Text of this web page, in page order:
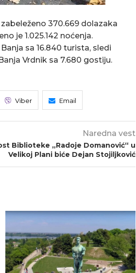
370.669 dolazaka
je 1.025.142 noćenja.
sa 16.840 turista, sledi
Vrdnik sa 7.680 gostiju.
Viber Email
Naredna vest
Biblioteke „Radoje Domanović“ u
Velikoj Plani biće Dejan Stojiljković